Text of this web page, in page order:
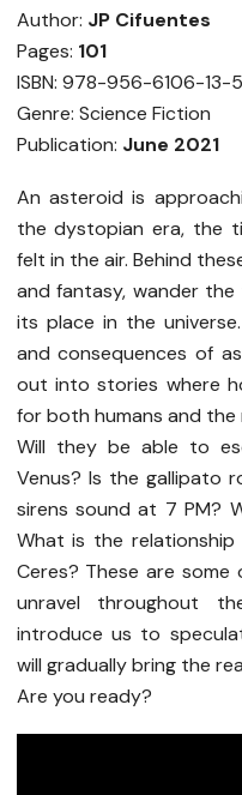
Author: JP Cifuentes
Pages: 101
ISBN: 978-956-6106-13-5
Genre: Science Fiction
Publication: June 2021
An asteroid is
the dystopian era, the
felt in the air. Behind
and fantasy, wander
its place in the
and consequences of
out into stories where
for both humans and
Will they be able to
Venus? Is the gallipato
sirens sound at 7 PM?
What is the relationship
Ceres? These are
unravel throughout
introduce us to
will gradually bring the
Are you ready?